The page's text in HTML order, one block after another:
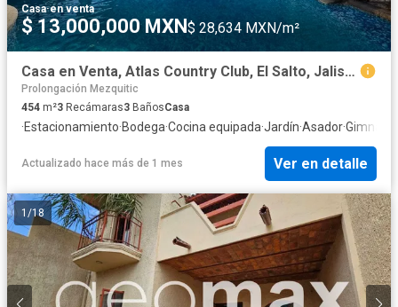
Casa·en venta
$ 13,000,000 MXN $ 28,634 MXN/m²
Casa en Venta, Atlas Country Club, El Salto, Jalisco.
Prolongación Mezquitic
454 m²3 Recámaras3 BañosCasa
·Estacionamiento·Bodega·Cocina equipada·Jardín·Asador·Gimnasio
Actualizado hace más de 1 mes Ver en detalle
1 /18